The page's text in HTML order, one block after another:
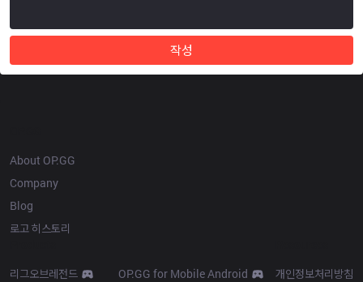
작성
About OP.GG
Company
Blog
로고 히스토리
리그오브레전드
OP.GG for Mobile Android
개인정보처리방침